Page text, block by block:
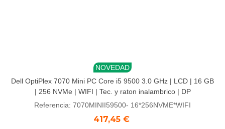
NOVEDAD
Dell OptiPlex 7070 Mini PC Core i5 9500 3.0 GHz | LCD | 16 GB
| 256 NVMe | WIFI | Tec. y raton inalambrico | DP
Referencia: 7070MINII59500- 16*256NVME*WIFI
417,45 €